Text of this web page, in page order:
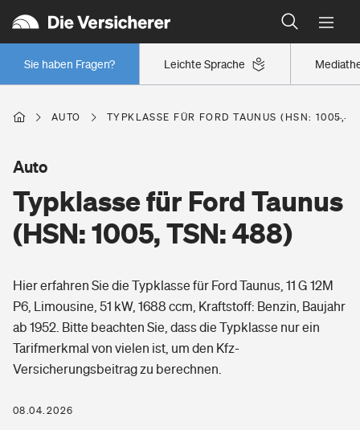
Leichte Sprache
Sie haben Fragen?
Wer versichert was: Jetzt Versicherer finden
Regionalklassen: So ist Ihre Region eingestuft
Wer versichert was: Jetzt Versicherer finden
Berufsunfähigkeitsversicherung
Erwerbsunfähigkeitsversicherung
Grundfähigkeitsversicherung
Arbeitsrechtsschutz
Berufshaftpflichtversicherung
Zur Übersicht
Wohnen
Freizeit
Pri­vate Haft­pflicht­
Gesundheit
Private Krankenversicherung
AUTO TYPKLASSE FÜR FORD TAUNUS (HSN: 1005,
Typklasse für Ford Taunus
(HSN: 1005, TSN: 488)
Auto
Hier erfahren Sie die Typklasse für Ford Taunus, 11 G 12M
P6, Limousine, 51 kW, 1688 ccm, Kraftstoff: Benzin, Baujahr
ab 1952. Bitte beachten Sie, dass die Typklasse nur ein
Tarifmerkmal von vielen ist, um den Kfz-
Versicherungsbeitrag zu berechnen.
08.04.2026